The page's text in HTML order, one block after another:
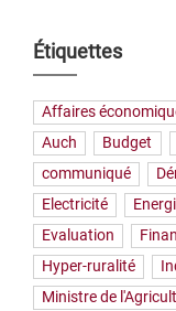
Étiquettes
Affaires
Auch
Budget
communiqué
Electricité
Evaluation
Hyper-ruralité
Ministre de